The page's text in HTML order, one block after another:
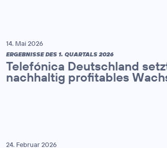
14. Mai 2026
ERGEBNISSE DES 1. QUARTALS 2026
Telefónica Deutschland
nachhaltig profitables
24. Februar 2026